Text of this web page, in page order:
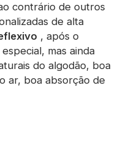
contrário de outros
de alta
, após o
mas ainda
do algodão, boa
ar, boa absorção de